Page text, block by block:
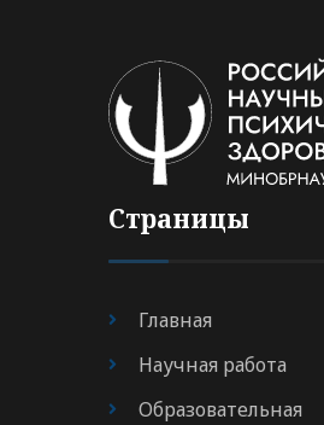
Страницы
Главная
Научная работа
Образовательная